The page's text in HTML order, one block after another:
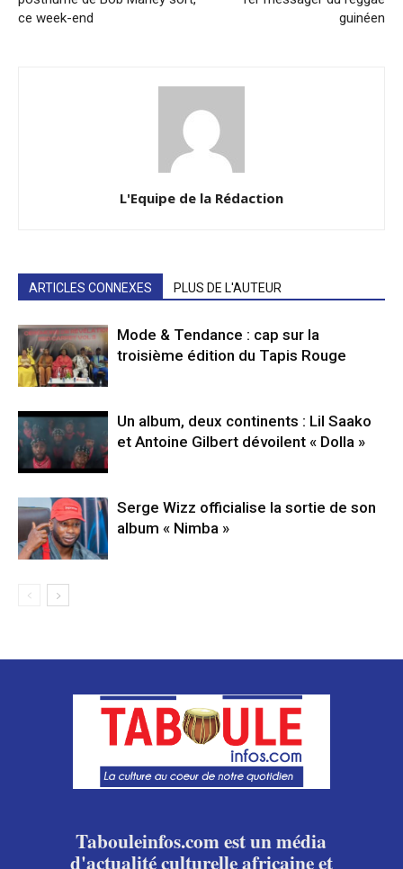
ce week-end
guinéen
L'Equipe de la Rédaction
ARTICLES CONNEXES PLUS DE L'AUTEUR
Mode & Tendance : cap sur la
troisième édition du Tapis Rouge
Un album, deux continents : Lil Saako
et Antoine Gilbert dévoilent « Dolla »
Serge Wizz officialise la sortie de son
album « Nimba »
Tabouleinfos.com est un média
d'actualité culturelle africaine et